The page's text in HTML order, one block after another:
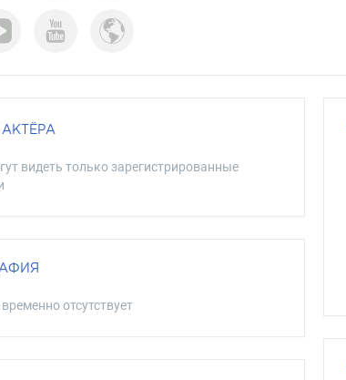
видеть только зарегистрированные
отсутствует